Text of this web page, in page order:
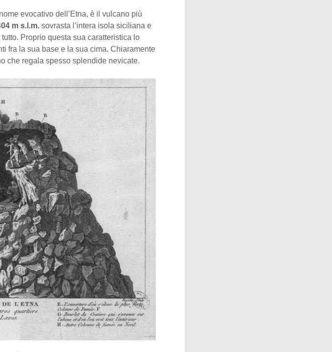
evocativo dell’Etna, è il vulcano più
m s.l.m. sovrasta l’intera isola siciliana e
Proprio questa sua caratteristica lo
fra la sua base e la sua cima. Chiaramente
che regala spesso splendide nevicate.